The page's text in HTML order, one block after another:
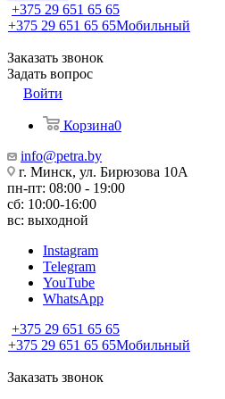
+375 29 651 65 65
+375 29 651 65 65Мобильный
Заказать звонок
Задать вопрос
Войти
Корзина0
info@petra.by
г. Минск, ул. Бирюзова 10А
пн-пт: 08:00 - 19:00
сб: 10:00-16:00
вс: выходной
Instagram
Telegram
YouTube
WhatsApp
+375 29 651 65 65
+375 29 651 65 65Мобильный
Заказать звонок